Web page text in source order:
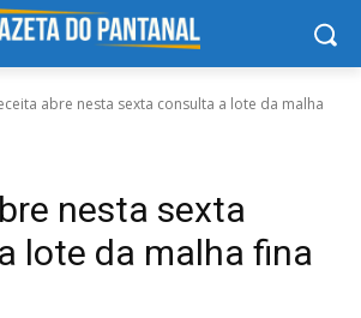
abre nesta sexta consulta a lote da malha
nesta sexta
lote da malha fina